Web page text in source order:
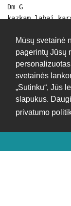
Mūsų svetainė
pagerintų Jūsų
svetainės
„Sutinku“, Jūs
slapukus.
privatumo
Dm G
kazkam labai
Rašyti